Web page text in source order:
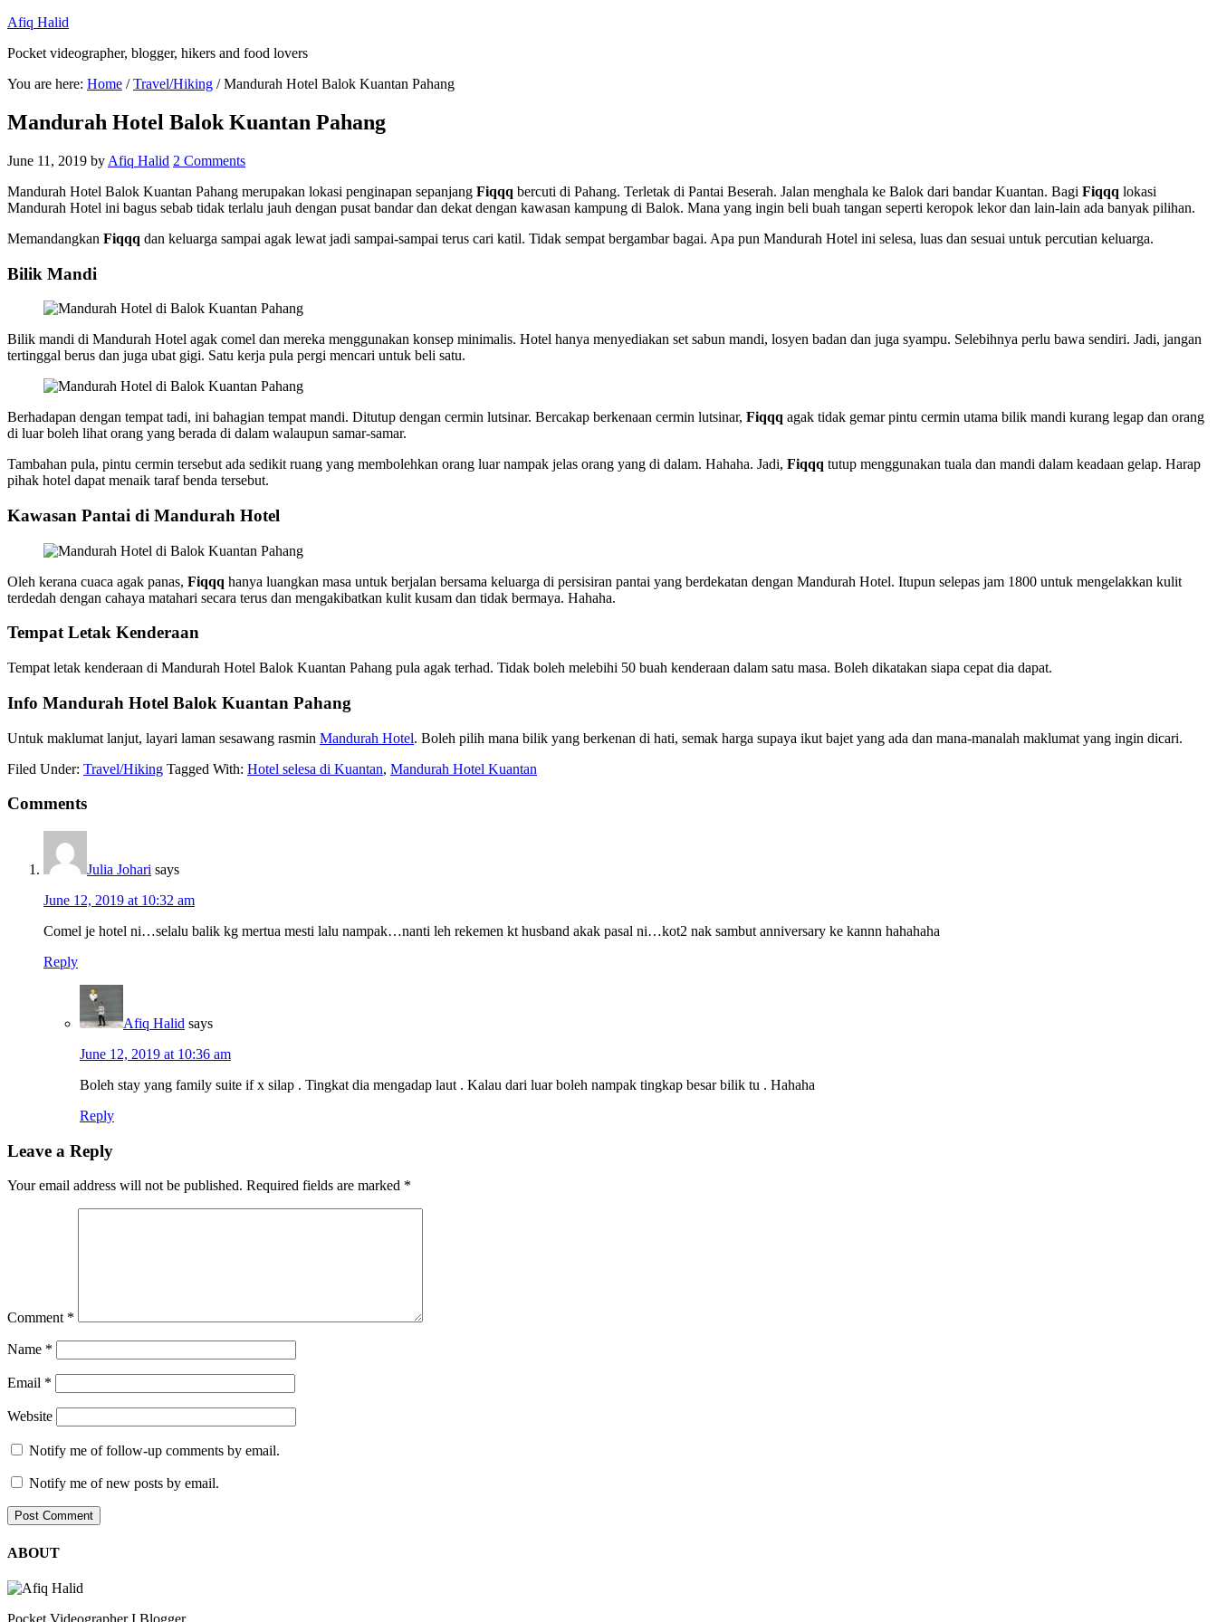
Afiq Halid
Pocket videographer, blogger, hikers and food lovers
You are here: Home / Travel/Hiking /Mandurah Hotel Balok Kuantan Pahang
Mandurah Hotel Balok Kuantan Pahang
June 11, 2019 by Afiq Halid 2 Comments
Mandurah Hotel Balok Kuantan Pahang merupakan lokasi penginapan sepanjang Fiqqq bercuti di Pahang. Terletak di Pantai Beserah. Jalan menghala ke Balok dari bandar Kuantan. Bagi Fiqqq lokasi
Mandurah Hotel ini bagus sebab tidak terlalu jauh dengan pusat bandar dan dekat dengan kawasan kampung di Balok. Mana yang ingin beli buah tangan seperti keropok lekor dan lain-lain ada banyak pilihan.
Memandangkan Fiqqq dan keluarga sampai agak lewat jadi sampai-sampai terus cari katil. Tidak sempat bergambar bagai. Apa pun Mandurah Hotel ini selesa, luas dan sesuai untuk percutian keluarga.
Bilik Mandi
Bilik mandi di Mandurah Hotel agak comel dan mereka menggunakan konsep minimalis. Hotel hanya menyediakan set sabun mandi, losyen badan dan juga syampu. Selebihnya perlu bawa sendiri. Jadi, jangan
tertinggal berus dan juga ubat gigi. Satu kerja pula pergi mencari untuk beli satu.
Berhadapan dengan tempat tadi, ini bahagian tempat mandi. Ditutup dengan cermin lutsinar. Bercakap berkenaan cermin lutsinar, Fiqqq agak tidak gemar pintu cermin utama bilik mandi kurang legap dan orang
di luar boleh lihat orang yang berada di dalam walaupun samar-samar.
Tambahan pula, pintu cermin tersebut ada sedikit ruang yang membolehkan orang luar nampak jelas orang yang di dalam. Hahaha. Jadi, Fiqqq tutup menggunakan tuala dan mandi dalam keadaan gelap. Harap
pihak hotel dapat menaik taraf benda tersebut.
Kawasan Pantai di Mandurah Hotel
Oleh kerana cuaca agak panas, Fiqqq hanya luangkan masa untuk berjalan bersama keluarga di persisiran pantai yang berdekatan dengan Mandurah Hotel. Itupun selepas jam 1800 untuk mengelakkan kulit
terdedah dengan cahaya matahari secara terus dan mengakibatkan kulit kusam dan tidak bermaya. Hahaha.
Tempat Letak Kenderaan
Tempat letak kenderaan di Mandurah Hotel Balok Kuantan Pahang pula agak terhad. Tidak boleh melebihi 50 buah kenderaan dalam satu masa. Boleh dikatakan siapa cepat dia dapat.
Info Mandurah Hotel Balok Kuantan Pahang
Untuk maklumat lanjut, layari laman sesawang rasmin Mandurah Hotel. Boleh pilih mana bilik yang berkenan di hati, semak harga supaya ikut bajet yang ada dan mana-manalah maklumat yang ingin dicari.
Filed Under: Travel/Hiking Tagged With: Hotel selesa di Kuantan, Mandurah Hotel Kuantan
Comments
Julia Johari says
June 12, 2019 at 10:32 am
Comel je hotel ni…selalu balik kg mertua mesti lalu nampak…nanti leh rekemen kt husband akak pasal ni…kot2 nak sambut anniversary ke kannn hahahaha
Reply
Afiq Halid says
June 12, 2019 at 10:36 am
Boleh stay yang family suite if x silap . Tingkat dia mengadap laut . Kalau dari luar boleh nampak tingkap besar bilik tu . Hahaha
Reply
Leave a Reply
Your email address will not be published. Required fields are marked *
Comment *
Name *
Email *
Website
Notify me of follow-up comments by email.
Notify me of new posts by email.
ABOUT
Pocket Videographer I Blogger